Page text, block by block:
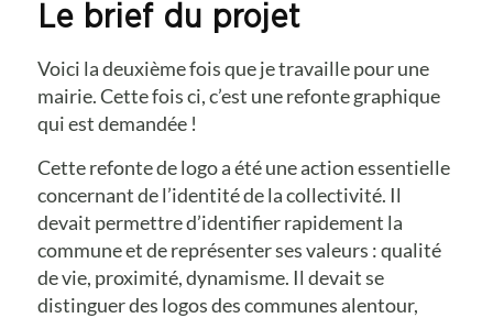
Le brief du projet
Voici la deuxième fois que je travaille pour une
mairie. Cette fois ci, c’est une refonte graphique
qui est demandée !
Cette refonte de logo a été une action essentielle
concernant de l’identité de la collectivité. Il
devait permettre d’identifier rapidement la
commune et de représenter ses valeurs : qualité
de vie, proximité, dynamisme. Il devait se
distinguer des logos des communes alentour,